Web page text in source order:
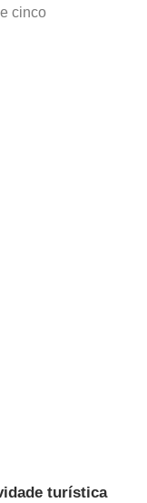
cinco
turística